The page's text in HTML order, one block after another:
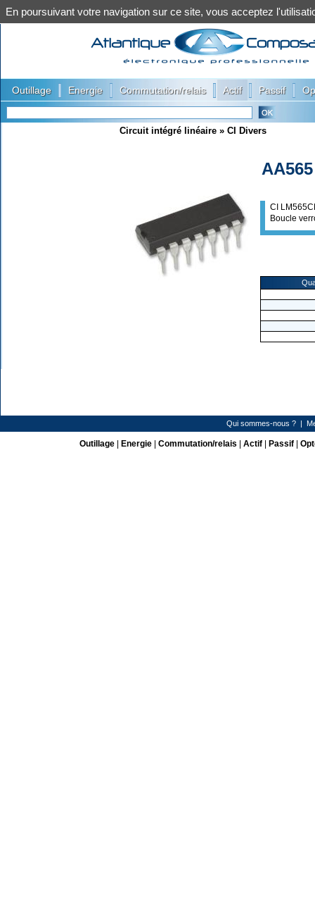
Outillage Energie Commutation/relais Actif Passif
Circuit intégré linéaire » CI Divers
AA565
CI
Boucle
Qui sommes-nous ? |
Outillage| Energie| Commutation/relais Actif| Passif|
En poursuivant votre navigation sur ce site, vous acceptez